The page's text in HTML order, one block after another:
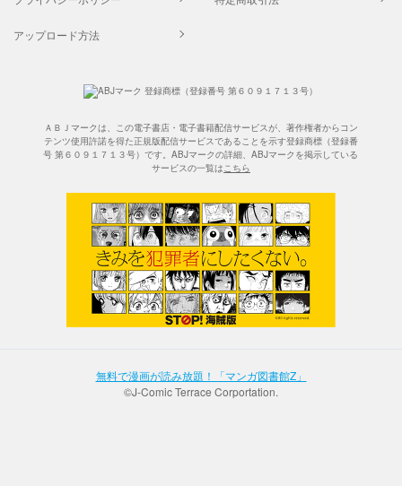
アップロード方法
ＡＢＪマークは、この電子書店・電子書籍配信サービスが、著作権者からコン
テンツ使用許諾を得た正規版配信サービスであることを示す登録商標（登録番
号 第６０９１７１３号）です。ABJマークの詳細、ABJマークを掲示している
サービスの一覧はこちら
無料で漫画が読み放題！「マンガ図書館Z」
©J-Comic Terrace Corportation.